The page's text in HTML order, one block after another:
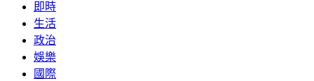
即時
生活
政治
娛樂
國際